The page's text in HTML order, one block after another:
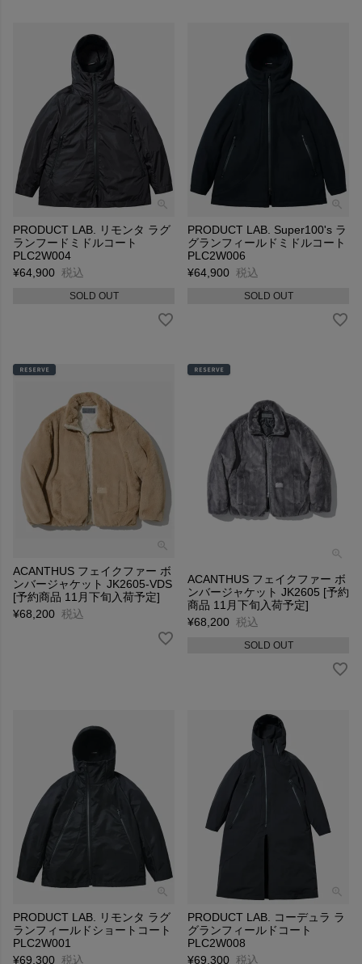
PRODUCT LAB. リモンタ ラグ
ランフードミドルコート
PLC2W004
¥64,900 税込
SOLD OUT
PRODUCT LAB. Super100's ラ
グランフィールドミドルコート
PLC2W006
¥64,900 税込
SOLD OUT
ACANTHUS フェイクファー ボ
ンバージャケット JK2605-VDS
[予約商品 11月下旬入荷予定]
¥68,200 税込
ACANTHUS フェイクファー ボ
ンバージャケット JK2605 [予約
商品 11月下旬入荷予定]
¥68,200 税込
SOLD OUT
PRODUCT LAB. リモンタ ラグ
ランフィールドショートコート
PLC2W001
¥69,300 税込
PRODUCT LAB. コーデュラ ラ
グランフィールドコート
PLC2W008
¥69,300 税込